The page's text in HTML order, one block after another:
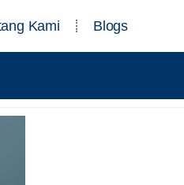
Kami Blogs